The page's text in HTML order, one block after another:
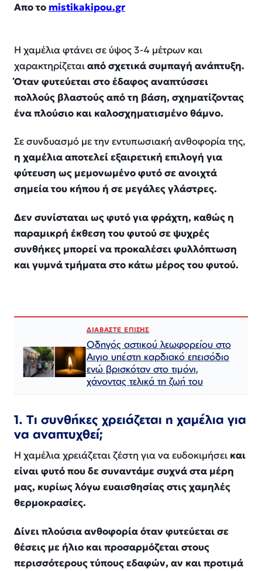
Απο το mistikakipou.gr
Η χαμέλια φτάνει σε ύψος 3-4 μέτρων και
χαρακτηρίζεταιαπό σχετικά συμπαγή ανάπτυξη.
Όταν φυτεύεται στο έδαφος αναπτύσσει
πολλούς βλαστούς από τη βάση, σχηματίζοντας
ένα πλούσιο και καλοσχηματισμένο θάμνο.
Σε συνδυασμό με την εντυπωσιακή ανθοφορία της,
η χαμέλια αποτελεί εξαιρετική επιλογή για
φύτευση ως μεμονωμένο φυτό σε ανοιχτά
σημεία του κήπου ή σε μεγάλες γλάστρες.
Δεν συνίσταται ως φυτό για φράχτη, καθώς η
παραμικρή έκθεση του φυτού σε ψυχρές
συνθήκες μπορεί να προκαλέσει φυλλόπτωση
και γυμνά τμήματα στο κάτω μέρος του φυτού.
ΔΙΑΒΑΣΤΕ ΕΠΙΣΗΣ
Οδηγός αστικού λεωφορείου στο
Αιγιο υπέστη καρδιακό επεισόδιο
ενώ βρισκόταν στο τιμόνι,
χάνοντας τελικά τη ζωή του
1. Τι συνθήκες χρειάζεται η χαμέλια για
να αναπτυχθεί;
Η χαμέλια χρειάζεται ζέστη για να ευδοκιμήσει και
είναι φυτό που δε συναντάμε συχνά στα μέρη
μας, κυρίως λόγω ευαισθησίας στις χαμηλές
θερμοκρασίες.
Δίνει πλούσια ανθοφορία όταν φυτεύεται σε
θέσεις με ήλιο και προσαρμόζεται στους
περισσότερους τύπους εδαφών, αν και προτιμά